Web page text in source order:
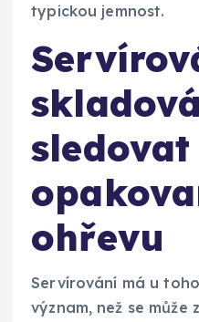
typickou jemnost.
ohřevu
Servírování má u
význam, než se